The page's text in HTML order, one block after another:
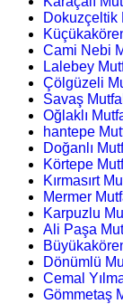
Dokuzçeltik
Cami Nebi
Lalebey
Çölgüzeli
Savaş
Oğlaklı
hantepe
Doğanlı
Körtepe
Kırmasırt
Mermer
Karpuzlu
Ali Paşa
Dönümlü
Cemal
Gömmetaş